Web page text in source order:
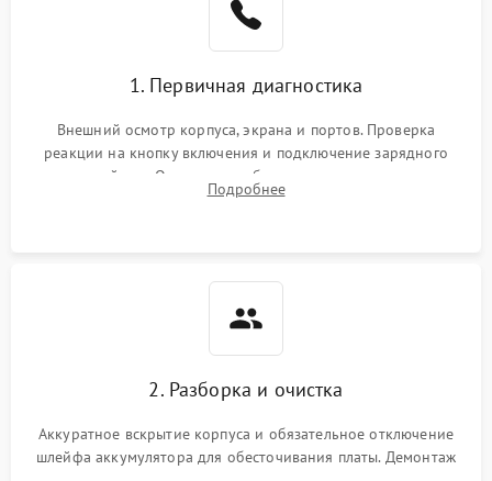
1. Первичная диагностика
Внешний осмотр корпуса, экрана и портов. Проверка
реакции на кнопку включения и подключение зарядного
устройства. Оценка потребления тока с помощью
лабораторного блока питания для локализации проблемы.
Подробнее
2. Разборка и очистка
Аккуратное вскрытие корпуса и обязательное отключение
шлейфа аккумулятора для обесточивания платы. Демонтаж